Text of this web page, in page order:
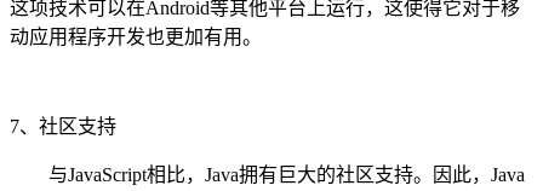
这项技术可以在Android等其他平台上运行，这使得它对于移
动应用程序开发也更加有用。
7、社区支持
与JavaScript相比，Java拥有巨大的社区支持。因此，Java